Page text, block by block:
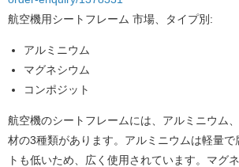
航空機用シートフレーム 市場、タイプ別:
アルミニウム
マグネシウム
コンポジット
航空機のシートフレームには、アルミニウム
材の3種類があります。アルミニウムは軽量で
トも低いため、広く使用されています。マグ